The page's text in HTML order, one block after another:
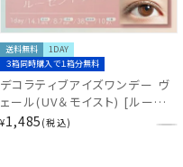
送料無料
1DAY
３箱同時購入で１箱分無料
デコラティブアイズワンデー ヴ
ェール(UV＆モイスト) [ルーセ
ントブラン][10枚入] SE48772
¥1,485 税込